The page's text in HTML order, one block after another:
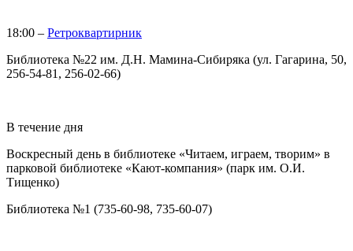
18:00 – Ретроквартирник
Библиотека №22 им. Д.Н. Мамина-Сибиряка (ул. Гагарина, 50,
256-54-81, 256-02-66)
В течение дня
Воскресный день в библиотеке «Читаем, играем, творим» в
парковой библиотеке «Кают-компания» (парк им. О.И.
Тищенко)
Библиотека №1 (735-60-98, 735-60-07)